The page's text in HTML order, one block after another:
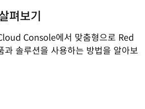
펴보기
Console에서 맞춤형으로 Red
솔루션을 사용하는 방법을 알아보